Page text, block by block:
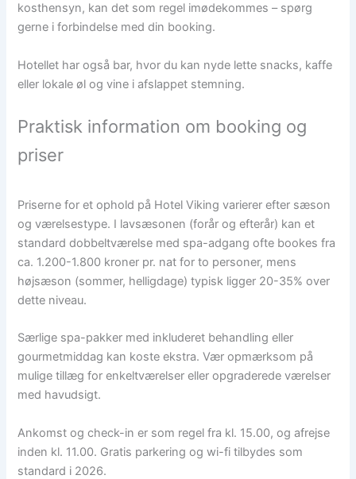
kosthensyn, kan det som regel imødekommes – spørg
gerne i forbindelse med din booking.
Hotellet har også bar, hvor du kan nyde lette snacks, kaffe
eller lokale øl og vine i afslappet stemning.
Praktisk information om booking og
priser
Priserne for et ophold på Hotel Viking varierer efter sæson
og værelsestype. I lavsæsonen (forår og efterår) kan et
standard dobbeltværelse med spa-adgang ofte bookes fra
ca. 1.200-1.800 kroner pr. nat for to personer, mens
højsæson (sommer, helligdage) typisk ligger 20-35% over
dette niveau.
Særlige spa-pakker med inkluderet behandling eller
gourmetmiddag kan koste ekstra. Vær opmærksom på
mulige tillæg for enkeltværelser eller opgraderede værelser
med havudsigt.
Ankomst og check-in er som regel fra kl. 15.00, og afrejse
inden kl. 11.00. Gratis parkering og wi-fi tilbydes som
standard i 2026.